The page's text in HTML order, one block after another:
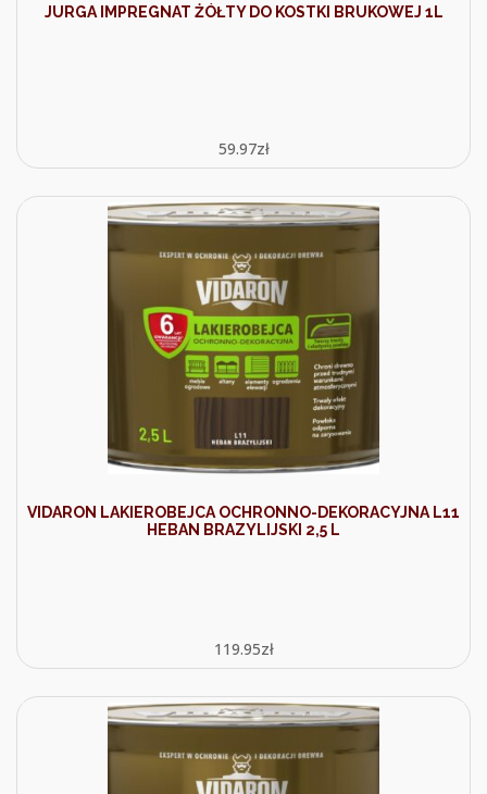
JURGA IMPREGNAT ŻÓŁTY DO KOSTKI BRUKOWEJ 1L
59.97zł
VIDARON LAKIEROBEJCA OCHRONNO-DEKORACYJNA L11
HEBAN BRAZYLIJSKI 2,5 L
119.95zł